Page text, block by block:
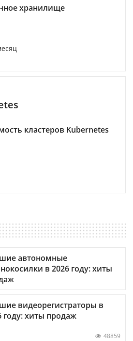
хранилище
кластеров Kubernetes
автономные
в 2026 году: хиты
видеорегистраторы в
году: хиты продаж
48859